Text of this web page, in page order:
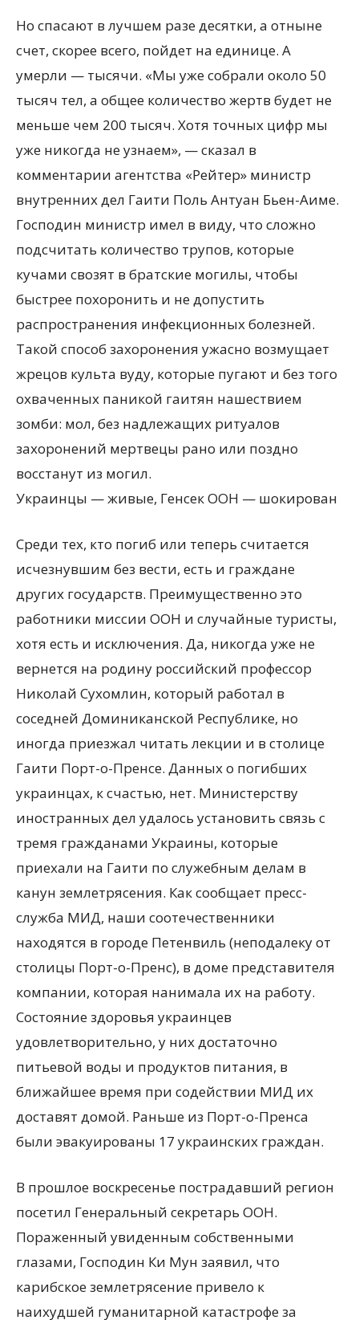
Но спасают в лучшем разе десятки, а отныне
счет, скорее всего, пойдет на единице. А
умерли — тысячи. «Мы уже собрали около 50
тысяч тел, а общее количество жертв будет не
меньше чем 200 тысяч. Хотя точных цифр мы
уже никогда не узнаем», — сказал в
комментарии агентства «Рейтер» министр
внутренних дел Гаити Поль Антуан Бьен-Аиме.
Господин министр имел в виду, что сложно
подсчитать количество трупов, которые
кучами свозят в братские могилы, чтобы
быстрее похоронить и не допустить
распространения инфекционных болезней.
Такой способ захоронения ужасно возмущает
жрецов культа вуду, которые пугают и без того
охваченных паникой гаитян нашествием
зомби: мол, без надлежащих ритуалов
захоронений мертвецы рано или поздно
восстанут из могил.
Украинцы — живые, Генсек ООН — шокирован
Среди тех, кто погиб или теперь считается
исчезнувшим без вести, есть и граждане
других государств. Преимущественно это
работники миссии ООН и случайные туристы,
хотя есть и исключения. Да, никогда уже не
вернется на родину российский профессор
Николай Сухомлин, который работал в
соседней Доминиканской Республике, но
иногда приезжал читать лекции и в столице
Гаити Порт-о-Пренсе. Данных о погибших
украинцах, к счастью, нет. Министерству
иностранных дел удалось установить связь с
тремя гражданами Украины, которые
приехали на Гаити по служебным делам в
канун землетрясения. Как сообщает пресс-
служба МИД, наши соотечественники
находятся в городе Петенвиль (неподалеку от
столицы Порт-о-Пренс), в доме представителя
компании, которая нанимала их на работу.
Состояние здоровья украинцев
удовлетворительно, у них достаточно
питьевой воды и продуктов питания, в
ближайшее время при содействии МИД их
доставят домой. Раньше из Порт-о-Пренса
были эвакуированы 17 украинских граждан.
В прошлое воскресенье пострадавший регион
посетил Генеральный секретарь ООН.
Пораженный увиденным собственными
глазами, Господин Ки Мун заявил, что
карибское землетрясение привело к
наихудшей гуманитарной катастрофе за